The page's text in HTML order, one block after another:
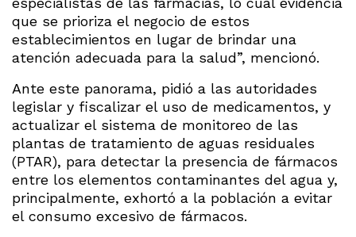
que se prioriza el negocio de estos
establecimientos en lugar de brindar una
atención adecuada para la salud”, mencionó.
Ante este panorama, pidió a las autoridades
legislar y fiscalizar el uso de medicamentos, y
actualizar el sistema de monitoreo de las
plantas de tratamiento de aguas residuales
(PTAR), para detectar la presencia de fármacos
entre los elementos contaminantes del agua y,
principalmente, exhortó a la población a evitar
el consumo excesivo de fármacos.